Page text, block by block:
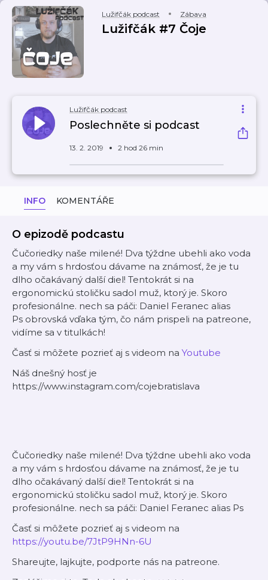
Lužifčák podcast Zábava
Lužifčák #7 Čoje
Lužifčák podcast
Poslechněte si podcast
13. 2. 2019 2 hod 26 min
INFO KOMENTÁŘE
O epizodě podcastu
Čučoriedky naše milené! Dva týždne ubehli ako voda
a my vám s hrdosťou dávame na známosť, že je tu
dlho očakávaný další diel! Tentokrát si na
ergonomickú stoličku sadol muž, ktorý je. Skoro
profesionálne. nech sa páči: Daniel Feranec alias
Ps obrovská vďaka tým, čo nám prispeli na patreone,
vidíme sa v titulkách!
Časť si môžete pozrieť aj s videom na Youtube
Náš dnešný hosť je
https://www.instagram.com/cojebratislava
Čučoriedky naše milené! Dva týždne ubehli ako voda
a my vám s hrdosťou dávame na známosť, že je tu
dlho očakávaný další diel! Tentokrát si na
ergonomickú stoličku sadol muž, ktorý je. Skoro
profesionálne. nech sa páči: Daniel Feranec alias Ps
Časť si môžete pozrieť aj s videom na
https://youtu.be/7JtP9HNn-6U
Shareujte, lajkujte, podporte nás na patreone.